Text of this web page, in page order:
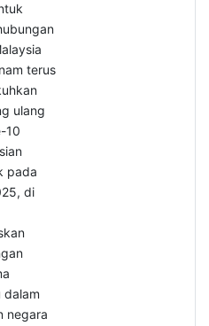
terus
ulang
10
pada
di
dalam
negara